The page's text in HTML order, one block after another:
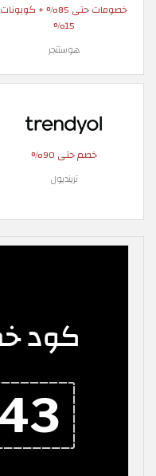
خصومات حتى 85% + كوبونات
15%
هوستنجر
خصم حتى 90%
ترينديول